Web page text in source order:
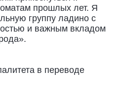
прошлых лет. Я
группу ладино с
и важным вкладом
в переводе